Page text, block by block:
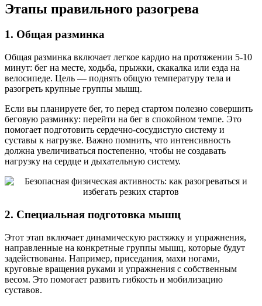
Этапы правильного разогрева
1. Общая разминка
Общая разминка включает легкое кардио на протяжении 5-10
минут: бег на месте, ходьба, прыжки, скакалка или езда на
велосипеде. Цель — поднять общую температуру тела и
разогреть крупные группы мышц.
Если вы планируете бег, то перед стартом полезно совершить
беговую разминку: перейти на бег в спокойном темпе. Это
помогает подготовить сердечно-сосудистую систему и
суставы к нагрузке. Важно помнить, что интенсивность
должна увеличиваться постепенно, чтобы не создавать
нагрузку на сердце и дыхательную систему.
2. Специальная подготовка мышц
Этот этап включает динамическую растяжку и упражнения,
направленные на конкретные группы мышц, которые будут
задействованы. Например, приседания, махи ногами,
круговые вращения руками и упражнения с собственным
весом. Это помогает развить гибкость и мобилизацию
суставов.